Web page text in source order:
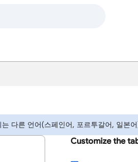
다른 언어(스페인어, 포르투갈어, 일본
Customize the